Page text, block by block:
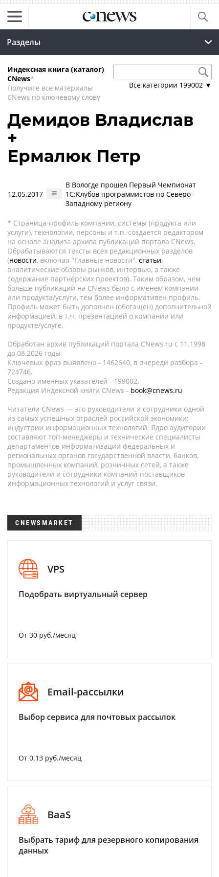
Разделы
Индексная книга (каталог)
CNews*
Получите все материалы
CNews по ключевому слову
Все категории 199002 ▼
Демидов Владислав
+
Ермалюк Петр
12.05.2017
В Вологде прошел Первый Чемпионат
1С:Клубов программистов по Северо-
Западному региону
* Страница-профиль компании, системы (продукта или
услуги), технологии, персоны и т.п. создается редактором
на основе анализа архива публикаций портала CNews.
Обрабатываются тексты всех редакционных разделов
(новости, включая "Главные новости", статьи,
аналитические обзоры рынков, интервью, а также
содержание партнёрских проектов). Таким образом, чем
больше публикаций на CNews было с именем компании
или продукта/услуги, тем более информативен профиль.
Профиль может быть дополнен (обогащен) дополнительной
информацией, в т.ч. презентацией о компании или
продукте/услуге.
Обработан архив публикаций портала CNews.ru c 11.1998
до 08.2026 годы.
Ключевых фраз выявлено - 1462640, в очереди разбора -
724746.
Создано именных указателей - 199002.
Редакция Индексной книги CNews - book@cnews.ru
Читатели CNews — это руководители и сотрудники одной
из самых успешных отраслей российской экономики:
индустрии информационных технологий. Ядро аудитории
составляют топ-менеджеры и технические специалисты
департаментов информатизации федеральных и
региональных органов государственной власти, банков,
промышленных компаний, розничных сетей, а также
руководители и сотрудники компаний-поставщиков
информационных технологий и услуг связи.
CNEWSMARKET
VPS
Подобрать виртуальный сервер
От 30 руб./месяц
Email-рассылки
Выбор сервиса для почтовых рассылок
От 0.13 руб./месяц
BaaS
Выбрать тариф для резервного копирования
данных